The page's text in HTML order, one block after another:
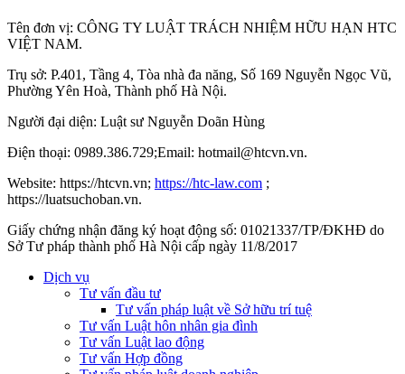
Tên đơn vị: CÔNG TY LUẬT TRÁCH NHIỆM HỮU HẠN HTC
VIỆT NAM.
Trụ sở: P.401, Tầng 4, Tòa nhà đa năng, Số 169 Nguyễn Ngọc Vũ,
Phường Yên Hoà, Thành phố Hà Nội.
Người đại diện: Luật sư Nguyễn Doãn Hùng
Điện thoại: 0989.386.729;Email: hotmail@htcvn.vn.
Website: https://htcvn.vn; https://htc-law.com ;
https://luatsuchoban.vn.
Giấy chứng nhận đăng ký hoạt động số: 01021337/TP/ĐKHĐ do
Sở Tư pháp thành phố Hà Nội cấp ngày 11/8/2017
Dịch vụ
Tư vấn đầu tư
Tư vấn pháp luật về Sở hữu trí tuệ
Tư vấn Luật hôn nhân gia đình
Tư vấn Luật lao động
Tư vấn Hợp đồng